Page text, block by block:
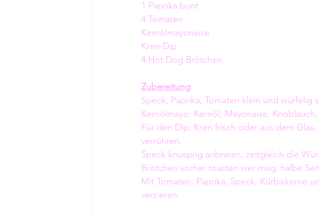
1 Paprika bunt
4 Tomaten
Kernölmayonaise
Kren-Dip
4 Hot Dog Brötchen
Zubereitung:
Speck, Paprika, Tomaten klein und würfelig
Kernölmayo: Kernöl, Mayonaise,
Für den Dip: Kren frisch oder aus dem
verrühren.
Speck knusprig anbraten, zeitgleich die
Brötchen vorher toasten wer mag, halbe
Mit Tomaten, Paprika, Speck, Kürbiskerne
verzieren.